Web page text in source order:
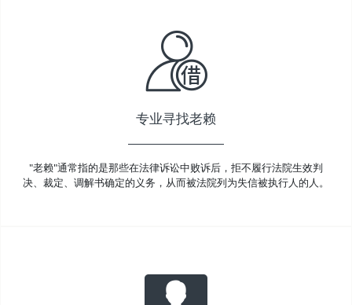
专业寻找老赖
"老赖"通常指的是那些在法律诉讼中败诉后，拒不履行法院生效判
决、裁定、调解书确定的义务，从而被法院列为失信被执行人的人。